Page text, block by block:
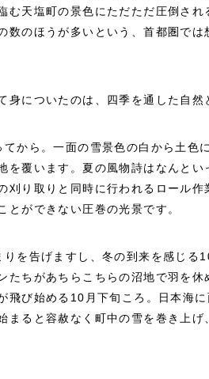
む天塩町の景色にただただ圧倒さ
数のほうが多いという、首都圏では
身についたのは、四季を通した自然
から。一面の雪景色の白から土色
を覆います。夏の風物詩はなんと
刈り取りと同時に行われるロール作
とができない圧巻の光景です。
を告げますし、冬の到来を感じる
たちがあちらこちらの沼地で羽を
飛び始める10月下旬ころ。日本海
まると容赦なく町中の雪を巻き上げ